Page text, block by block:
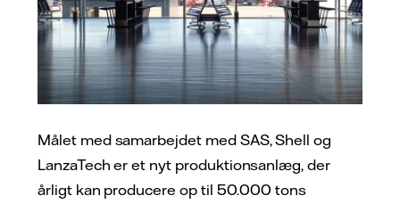
Målet med samarbejdet med SAS, Shell og
LanzaTech er et nyt produktionsanlæg, der
årligt kan producere op til 50.000 tons